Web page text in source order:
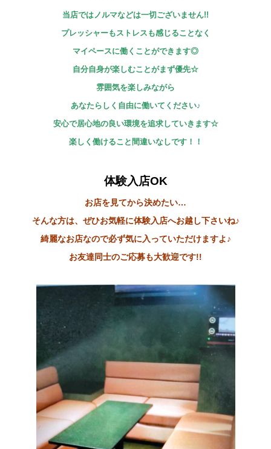
当店ではノルマなどは一切ございません!!
プレッシャーもストレスも感じることなく
マイペースに働くことができます◎
自分自身が楽しむことがまず優先☆
雰囲気を楽しみながら
あなたらしく自由に働いてください♪
安心で居心地の良い環境を追求していきます☆
楽しく働けること間違いなしです！！
体験入店OK
お店を見てから決めたい…
そんな方は、ぜひお気軽に体験入店へお越し下さいね♪
綺麗なお店なので必ず気に入っていただけますよ♪
お友達同士のご応募も大歓迎です!!